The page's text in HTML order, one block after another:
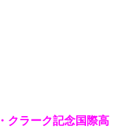
クラーク記念国際高